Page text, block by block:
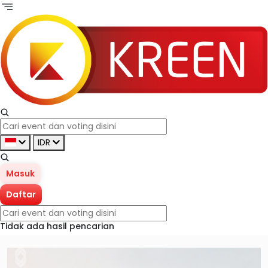
IDR
Masuk
Daftar
Tidak ada hasil pencarian